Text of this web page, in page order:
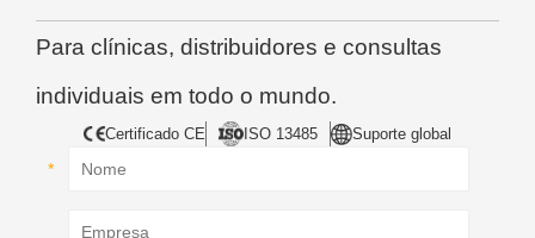
Para clínicas, distribuidores e consultas
individuais em todo o mundo.
Certificado CE ISO 13485 Suporte global